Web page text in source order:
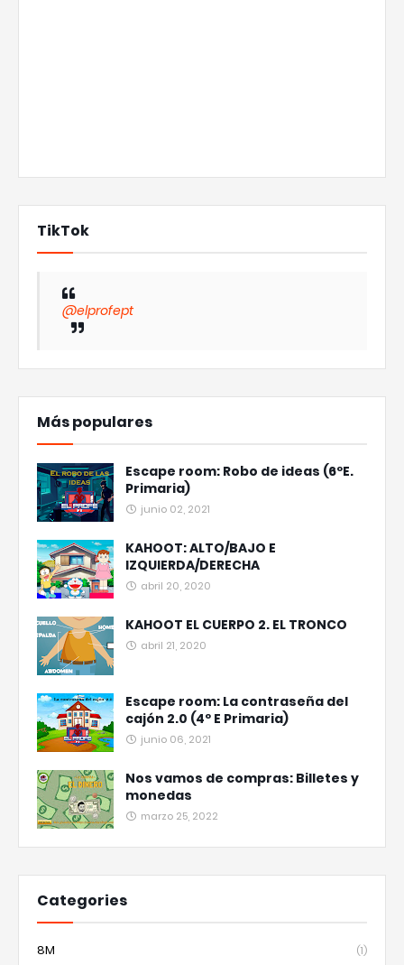
TikTok
@elprofept
Más populares
Escape room: Robo de ideas (6ºE.
Primaria)
junio 02, 2021
KAHOOT: ALTO/BAJO E
IZQUIERDA/DERECHA
abril 20, 2020
KAHOOT EL CUERPO 2. EL TRONCO
abril 21, 2020
Escape room: La contraseña del
cajón 2.0 (4º E Primaria)
junio 06, 2021
Nos vamos de compras: Billetes y
monedas
marzo 25, 2022
Categories
8M (1)